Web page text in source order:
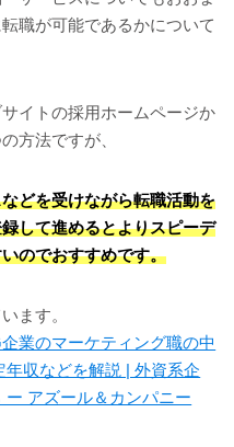
職が可能であるかについて
イトの採用ホームページか
方法ですが、
どを受けながら転職活動を
して進めるとよりスピーデ
のでおすすめです。
ます。
業のマーケティング職の中
収などを解説 | 外資系企
アズール＆カンパニー